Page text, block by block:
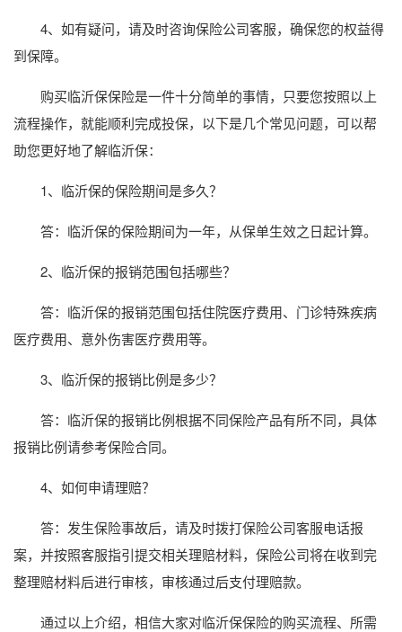
4、如有疑问，请及时咨询保险公司客服，确保您的权益得
到保障。
购买临沂保保险是一件十分简单的事情，只要您按照以上
流程操作，就能顺利完成投保，以下是几个常见问题，可以帮
助您更好地了解临沂保：
1、临沂保的保险期间是多久？
答：临沂保的保险期间为一年，从保单生效之日起计算。
2、临沂保的报销范围包括哪些？
答：临沂保的报销范围包括住院医疗费用、门诊特殊疾病
医疗费用、意外伤害医疗费用等。
3、临沂保的报销比例是多少？
答：临沂保的报销比例根据不同保险产品有所不同，具体
报销比例请参考保险合同。
4、如何申请理赔？
答：发生保险事故后，请及时拨打保险公司客服电话报
案，并按照客服指引提交相关理赔材料，保险公司将在收到完
整理赔材料后进行审核，审核通过后支付理赔款。
通过以上介绍，相信大家对临沂保保险的购买流程、所需